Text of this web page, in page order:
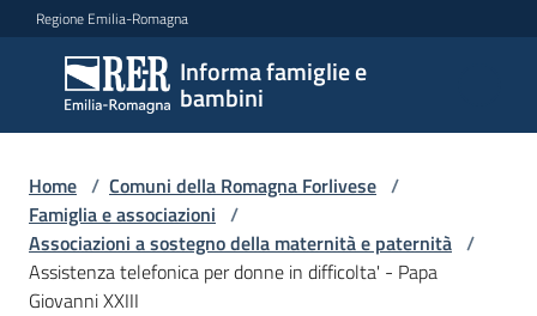
Vai al contenuto
Vai alla navigazione
Vai al footer
Regione Emilia-Romagna
Informa famiglie e
bambini
Informa
famiglie
e
bambini
Argomenti
Home / Comuni della Romagna Forlivese /
Famiglia e associazioni /
Associazioni a sostegno della maternità e paternità /
Assistenza telefonica per donne in difficolta' - Papa
Giovanni XXIII